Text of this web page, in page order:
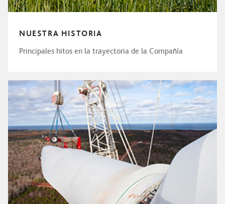
NUESTRA HISTORIA
Principales hitos en la trayectoria de la Compañía